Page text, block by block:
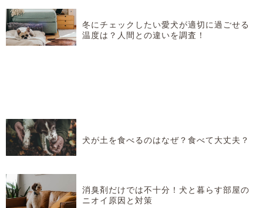
冬にチェックしたい愛犬が適切に過ごせる
温度は？人間との違いを調査！
犬が土を食べるのはなぜ？食べて大丈夫？
消臭剤だけでは不十分！犬と暮らす部屋の
ニオイ原因と対策